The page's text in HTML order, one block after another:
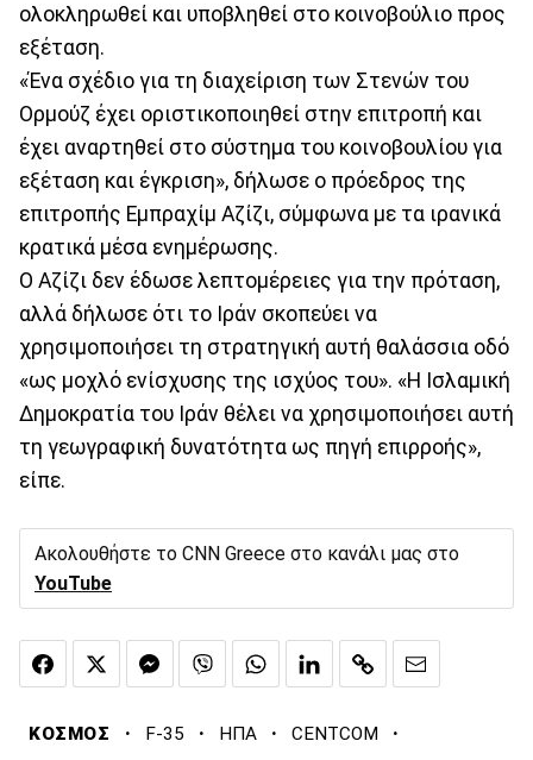
ολοκληρωθεί και υποβληθεί στο κοινοβούλιο προς
εξέταση.
«Ένα σχέδιο για τη διαχείριση των Στενών του
Ορμούζ έχει οριστικοποιηθεί στην επιτροπή και
έχει αναρτηθεί στο σύστημα του κοινοβουλίου για
εξέταση και έγκριση», δήλωσε ο πρόεδρος της
επιτροπής Εμπραχίμ Αζίζι, σύμφωνα με τα ιρανικά
κρατικά μέσα ενημέρωσης.
Ο Αζίζι δεν έδωσε λεπτομέρειες για την πρόταση,
αλλά δήλωσε ότι το Ιράν σκοπεύει να
χρησιμοποιήσει τη στρατηγική αυτή θαλάσσια οδό
«ως μοχλό ενίσχυσης της ισχύος του». «Η Ισλαμική
Δημοκρατία του Ιράν θέλει να χρησιμοποιήσει αυτή
τη γεωγραφική δυνατότητα ως πηγή επιρροής»,
είπε.
Ακολουθήστε το CNN Greece στο κανάλι μας στο
YouTube
ΚΟΣΜΟΣ · F-35 · ΗΠΑ · CENTCOM ·